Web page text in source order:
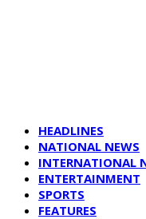
HEADLINES
NATIONAL NEWS
INTERNATIONAL
ENTERTAINMENT
SPORTS
FEATURES